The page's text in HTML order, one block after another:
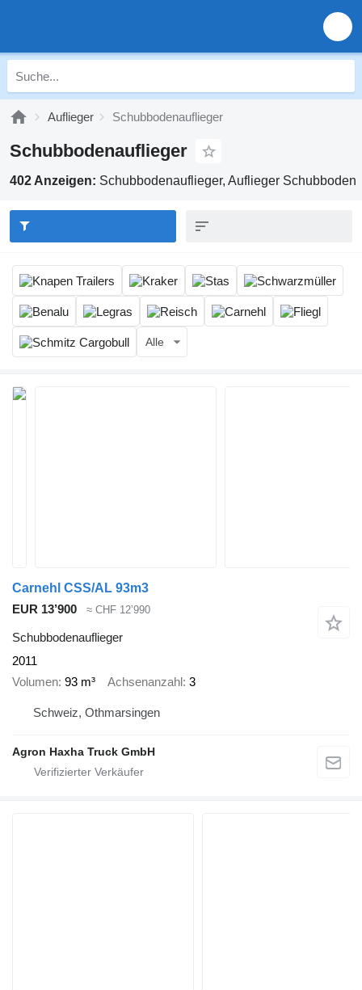
Auflieger Schubbodenauflieger
Schubbodenauflieger
402 Anzeigen: Schubbodenauflieger, Auflieger Schubboden
Alle
Carnehl CSS/AL 93m3
EUR 13’900
≈ CHF 12’990
Schubbodenauflieger
2011
Volumen 93 m³ Achsenanzahl 3
Schweiz, Othmarsingen
Agron Haxha Truck GmbH